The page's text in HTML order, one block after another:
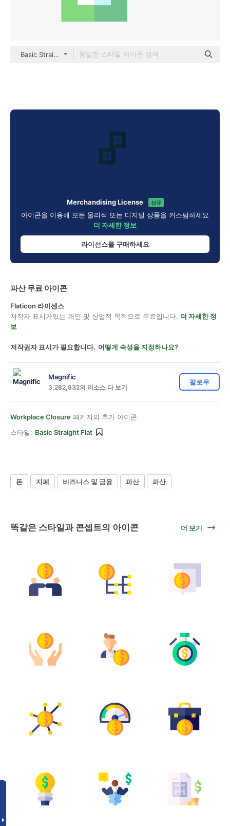
Basic Straight Flat
Merchandising License 신규
아이콘을 이용해 모든 물리적 또는 디지털 상품을 커스텀하세요
더 자세한 정보
라이선스를 구매하세요
파산 무료 아이콘
Flaticon 라이센스
저작자 표시가있는 개인 및 상업적 목적으로 무료입니다. 더 자세한 정
보
저작권자 표시가 필요합니다. 어떻게 속성을 지정하나요?
Magnific
3,282,832의 리소스 다 보기
팔로우
Workplace Closure 패키지의 추가 아이콘
스타일: Basic Straight Flat
돈 지폐 비즈니스 및 금융 파산 파산
똑같은 스타일과 콘셉트의 아이콘 더 보기